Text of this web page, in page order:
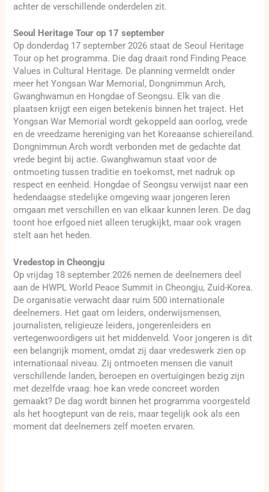
achter de verschillende onderdelen zit.
Seoul Heritage Tour op 17 september
Op donderdag 17 september 2026 staat de Seoul Heritage
Tour op het programma. Die dag draait rond Finding Peace
Values in Cultural Heritage. De planning vermeldt onder
meer het Yongsan War Memorial, Dongnimmun Arch,
Gwanghwamun en Hongdae of Seongsu. Elk van die
plaatsen krijgt een eigen betekenis binnen het traject. Het
Yongsan War Memorial wordt gekoppeld aan oorlog, vrede
en de vreedzame hereniging van het Koreaanse schiereiland.
Dongnimmun Arch wordt verbonden met de gedachte dat
vrede begint bij actie. Gwanghwamun staat voor de
ontmoeting tussen traditie en toekomst, met nadruk op
respect en eenheid. Hongdae of Seongsu verwijst naar een
hedendaagse stedelijke omgeving waar jongeren leren
omgaan met verschillen en van elkaar kunnen leren. De dag
toont hoe erfgoed niet alleen terugkijkt, maar ook vragen
stelt aan het heden.
Vredestop in Cheongju
Op vrijdag 18 september 2026 nemen de deelnemers deel
aan de HWPL World Peace Summit in Cheongju, Zuid-Korea.
De organisatie verwacht daar ruim 500 internationale
deelnemers. Het gaat om leiders, onderwijsmensen,
journalisten, religieuze leiders, jongerenleiders en
vertegenwoordigers uit het middenveld. Voor jongeren is dit
een belangrijk moment, omdat zij daar vredeswerk zien op
internationaal niveau. Zij ontmoeten mensen die vanuit
verschillende landen, beroepen en overtuigingen bezig zijn
met dezelfde vraag: hoe kan vrede concreet worden
gemaakt? De dag wordt binnen het programma voorgesteld
als het hoogtepunt van de reis, maar tegelijk ook als een
moment dat deelnemers zelf moeten ervaren.